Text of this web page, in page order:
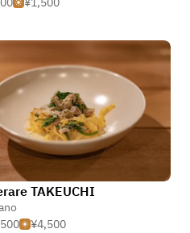
TAKEUCHI
¥4,500